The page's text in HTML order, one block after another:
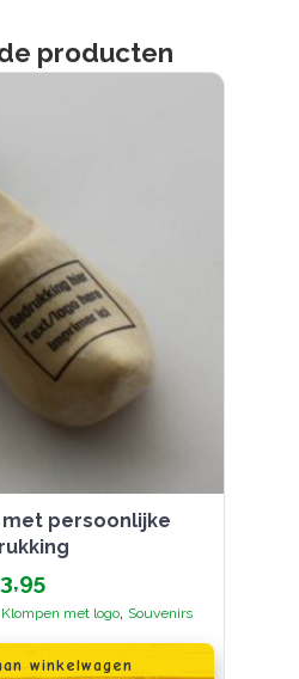
producten
3,95
Klompen met logo Souvenirs
winkelwagen